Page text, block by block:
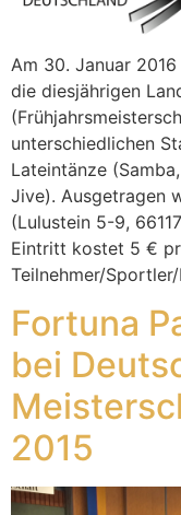
Am 30. Januar
die diesjährigen
unterschiedlichen
Lateintänze
Jive). Ausgetragen
(Lulustein 5-9,
Eintritt kostet 5 €
Teilnehmer/
Fortuna
bei
2015